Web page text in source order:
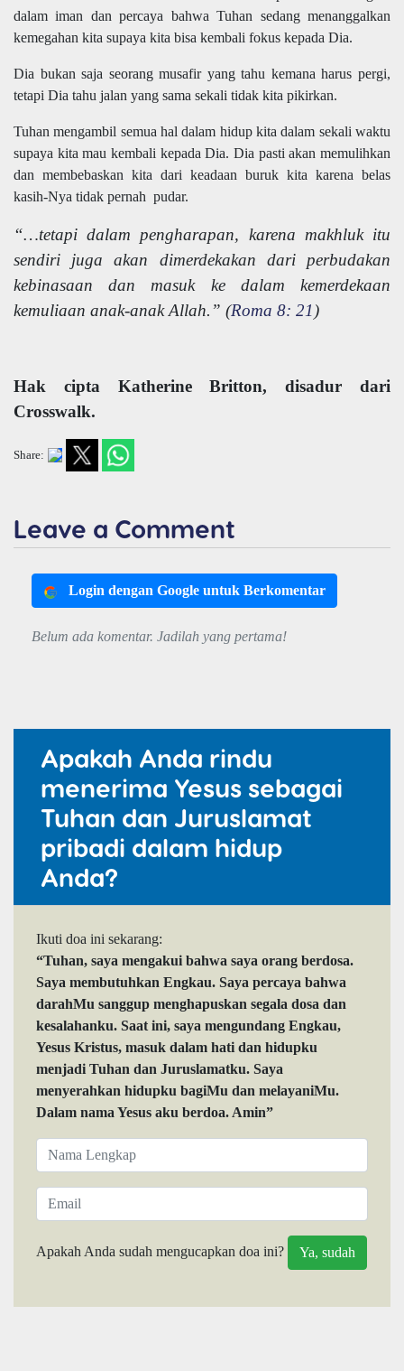
dalam iman dan percaya bahwa Tuhan sedang menanggalkan
kemegahan kita supaya kita bisa kembali fokus kepada Dia.
Dia bukan saja seorang musafir yang tahu kemana harus pergi,
tetapi Dia tahu jalan yang sama sekali tidak kita pikirkan.
Tuhan mengambil semua hal dalam hidup kita dalam sekali waktu
supaya kita mau kembali kepada Dia. Dia pasti akan memulihkan
dan membebaskan kita dari keadaan buruk kita karena belas
kasih-Nya tidak pernah pudar.
“…tetapi dalam pengharapan, karena makhluk itu
sendiri juga akan dimerdekakan dari perbudakan
kebinasaan dan masuk ke dalam kemerdekaan
kemuliaan anak-anak Allah.” (Roma 8: 21)
Hak cipta Katherine Britton, disadur dari
Crosswalk.
Share:
Leave a Comment
Login dengan Google untuk Berkomentar
Belum ada komentar. Jadilah yang pertama!
Apakah Anda rindu
menerima Yesus sebagai
Tuhan dan Juruslamat
pribadi dalam hidup
Anda?
Ikuti doa ini sekarang:
“Tuhan, saya mengakui bahwa saya orang berdosa.
Saya membutuhkan Engkau. Saya percaya bahwa
darahMu sanggup menghapuskan segala dosa dan
kesalahanku. Saat ini, saya mengundang Engkau,
Yesus Kristus, masuk dalam hati dan hidupku
menjadi Tuhan dan Juruslamatku. Saya
menyerahkan hidupku bagiMu dan melayaniMu.
Dalam nama Yesus aku berdoa. Amin”
Apakah Anda sudah mengucapkan doa ini?